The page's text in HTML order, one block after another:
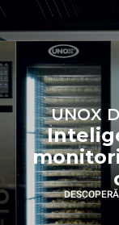
UNOX